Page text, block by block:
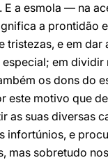
E a esmola — na
a prontidão
tristezas, e em dar
em dividir
os dons do
este motivo que
as suas diversas
infortúnios, e
mas sobretudo